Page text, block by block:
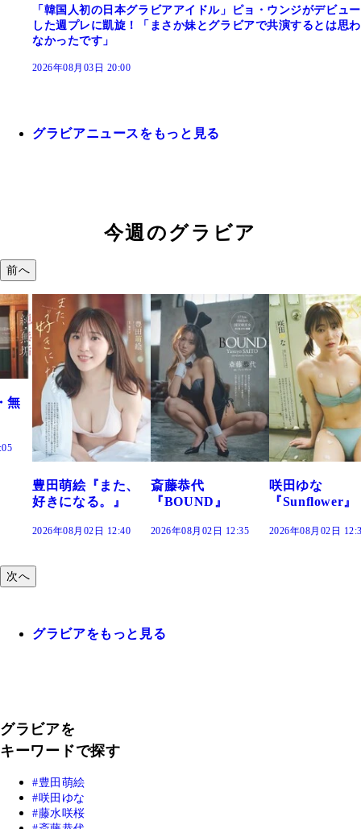
「韓国人初の日本グラビアアイドル」ピョ・ウンジがデビュー
した週プレに凱旋！「まさか妹とグラビアで共演するとは思わ
なかったです」
2026年08月03日 20:00
グラビアニュースをもっと見る
今週のグラビア
前へ
斎藤恭代
『BOUND』
2026年08月02日 12:35
咲田ゆな
『Sunflower』
2026年08月02日 12:30
藤水咲桜『花
だまり』
2026年08月02日
次へ
グラビアをもっと見る
グラビアを
キーワードで探す
豊田萌絵
咲田ゆな
藤水咲桜